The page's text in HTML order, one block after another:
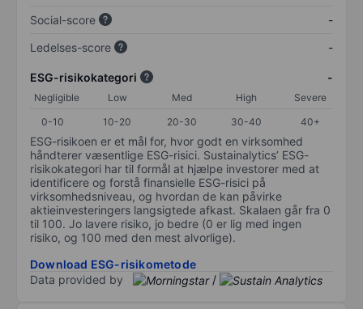
Social-score
-
Ledelses-score
-
ESG-risikokategori -
Negligible Low Med High
Severe
0-10
10-20 20-30 30-40 40+
ESG-risikoen er et mål for, hvor godt en virksomhed
håndterer væsentlige ESG-risici. Sustainalytics’ ESG-
risikokategori har til formål at hjælpe investorer med at
identificere og forstå finansielle ESG-risici på
virksomhedsniveau, og hvordan de kan påvirke
aktieinvesteringers langsigtede afkast. Skalaen går fra 0
til 100. Jo lavere risiko, jo bedre (0 er lig med ingen
risiko, og 100 med den mest alvorlige).
Download ESG-risikometode
Data provided by
/